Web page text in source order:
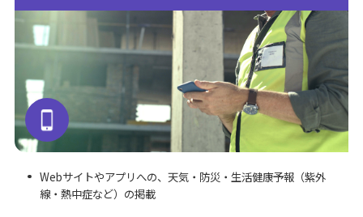
Webサイトやアプリへの、天気・防災・生活健康予報（紫外
線・熱中症など）の掲載